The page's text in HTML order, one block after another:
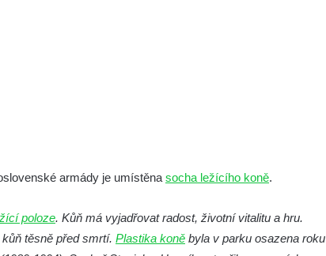
armády je umístěna socha ležícího koně.
poloze. Kůň má vyjadřovat radost, životní vitalitu a hru.
těsně před smrtí. Plastika koně byla v parku osazena roku